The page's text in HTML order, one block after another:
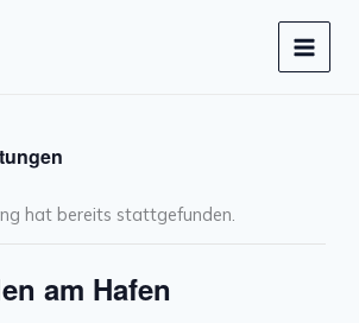
hat bereits stattgefunden.
am Hafen